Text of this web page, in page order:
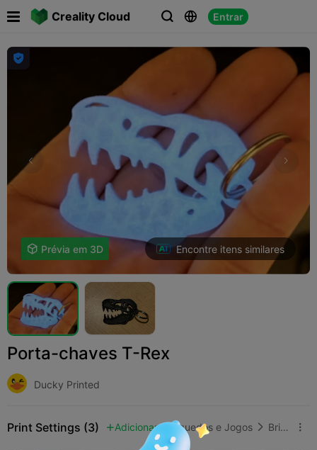
Creality Cloud   Entrar
 

 Prévia em 3D Encontre itens similares
Porta-chaves T-Rex
Ducky Printed
Print Settings (3)  Adicionar Brinquedos e Jogos  Brinquedos de Construção 